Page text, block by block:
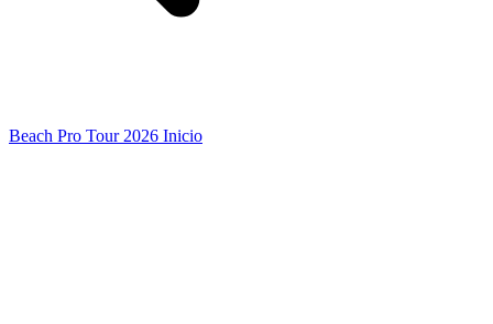
Beach Pro Tour 2026 Inicio